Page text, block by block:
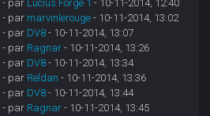
- par Lucius Forge 1 - 10-11-2014, 12:40
- par marvinlerouge - 10-11-2014, 13:02
- par DV8 - 10-11-2014, 13:07
- par Ragnar - 10-11-2014, 13:26
- par DV8 - 10-11-2014, 13:34
- par Reldan - 10-11-2014, 13:36
- par DV8 - 10-11-2014, 13:44
- par Ragnar - 10-11-2014, 13:45